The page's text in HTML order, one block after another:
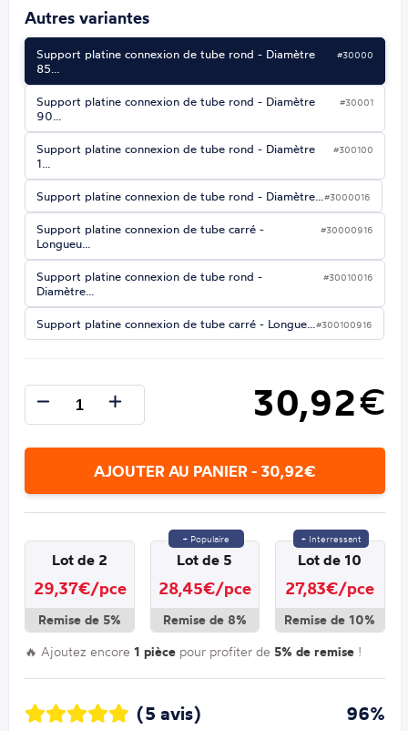
Autres variantes
Support platine connexion de tube rond - Diamètre
85…
#30000
Support platine connexion de tube rond - Diamètre
90…
#30001
Support platine connexion de tube rond - Diamètre
1…
#300100
Support platine connexion de tube rond - Diamètre…#3000016
Support platine connexion de tube carré -
Longueu…
#30000916
Support platine connexion de tube rond -
Diamètre…
#30010016
Support platine connexion de tube carré - Longue…#300100916
30,92€
AJOUTER AU PANIER - 30,92€
Lot de 2
29,37€/pce
Remise de 5%
+ Populaire
Lot de 5
28,45€/pce
Remise de 8%
+ Interressant
Lot de 10
27,83€/pce
Remise de 10%
🔥 Ajoutez encore1 pièce pour profiter de 5% de remise !
(5 avis) 96%